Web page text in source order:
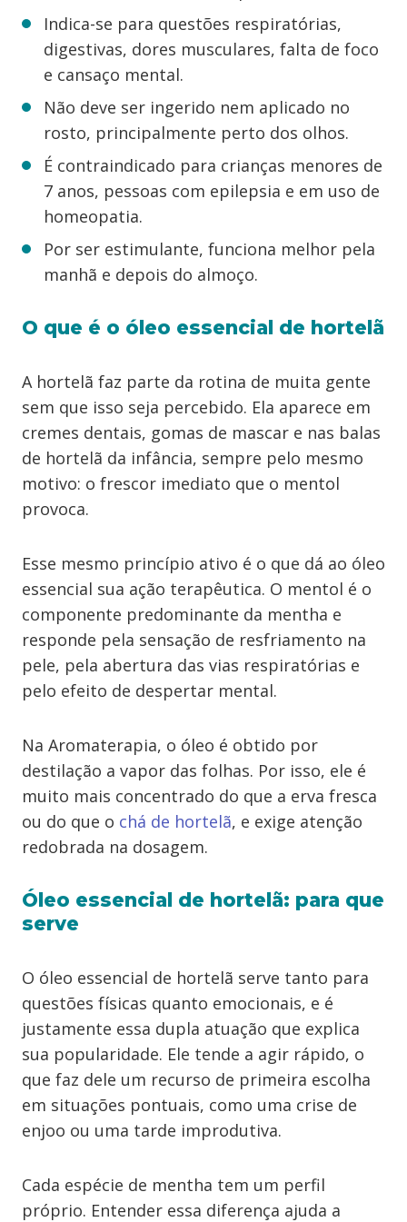
Indica-se para questões respiratórias,
digestivas, dores musculares, falta de foco
e cansaço mental.
Não deve ser ingerido nem aplicado no
rosto, principalmente perto dos olhos.
É contraindicado para crianças menores de
7 anos, pessoas com epilepsia e em uso de
homeopatia.
Por ser estimulante, funciona melhor pela
manhã e depois do almoço.
O que é o óleo essencial de hortelã
A hortelã faz parte da rotina de muita gente
sem que isso seja percebido. Ela aparece em
cremes dentais, gomas de mascar e nas balas
de hortelã da infância, sempre pelo mesmo
motivo: o frescor imediato que o mentol
provoca.
Esse mesmo princípio ativo é o que dá ao óleo
essencial sua ação terapêutica. O mentol é o
componente predominante da mentha e
responde pela sensação de resfriamento na
pele, pela abertura das vias respiratórias e
pelo efeito de despertar mental.
Na Aromaterapia, o óleo é obtido por
destilação a vapor das folhas. Por isso, ele é
muito mais concentrado do que a erva fresca
ou do que o chá de hortelã, e exige atenção
redobrada na dosagem.
Óleo essencial de hortelã: para que
serve
O óleo essencial de hortelã serve tanto para
questões físicas quanto emocionais, e é
justamente essa dupla atuação que explica
sua popularidade. Ele tende a agir rápido, o
que faz dele um recurso de primeira escolha
em situações pontuais, como uma crise de
enjoo ou uma tarde improdutiva.
Cada espécie de mentha tem um perfil
próprio. Entender essa diferença ajuda a